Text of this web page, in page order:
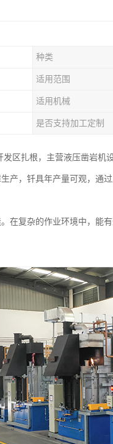
种类
适用范围
适用机械
是否支持加工定制
区扎根，主营液压凿岩机
产，钎具年产量可观，通
在复杂的作业环境中，能